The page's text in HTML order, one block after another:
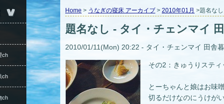
Home > うなぎの寝床 アーカイブ > 2010年01月 >題名な
題名なし - タイ・チェンマイ
2010/01/11(Mon) 20:22 - タイ・チェンマイ 田舎
その2：きゅうりスティ
とーちゃんと娘はお味
切るだけなのにうけがい
ch
ch
ch